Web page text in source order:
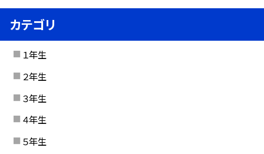
カテゴリ
１年生
２年生
３年生
４年生
５年生